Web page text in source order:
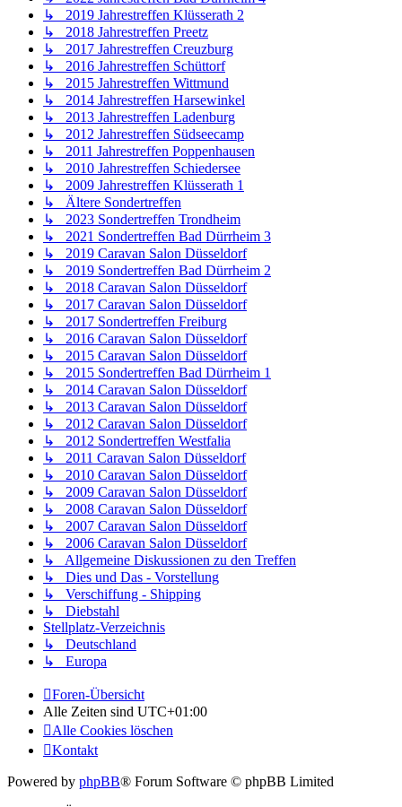
↳ 2019 Jahrestreffen Klüsserath 2
↳ 2018 Jahrestreffen Preetz
↳ 2017 Jahrestreffen Creuzburg
↳ 2016 Jahrestreffen Schüttorf
↳ 2015 Jahrestreffen Wittmund
↳ 2014 Jahrestreffen Harsewinkel
↳ 2013 Jahrestreffen Ladenburg
↳ 2012 Jahrestreffen Südseecamp
↳ 2011 Jahrestreffen Poppenhausen
↳ 2010 Jahrestreffen Schiedersee
↳ 2009 Jahrestreffen Klüsserath 1
↳ Ältere Sondertreffen
↳ 2023 Sondertreffen Trondheim
↳ 2021 Sondertreffen Bad Dürrheim 3
↳ 2019 Caravan Salon Düsseldorf
↳ 2019 Sondertreffen Bad Dürrheim 2
↳ 2018 Caravan Salon Düsseldorf
↳ 2017 Caravan Salon Düsseldorf
↳ 2017 Sondertreffen Freiburg
↳ 2016 Caravan Salon Düsseldorf
↳ 2015 Caravan Salon Düsseldorf
↳ 2015 Sondertreffen Bad Dürrheim 1
↳ 2014 Caravan Salon Düsseldorf
↳ 2013 Caravan Salon Düsseldorf
↳ 2012 Caravan Salon Düsseldorf
↳ 2012 Sondertreffen Westfalia
↳ 2011 Caravan Salon Düsseldorf
↳ 2010 Caravan Salon Düsseldorf
↳ 2009 Caravan Salon Düsseldorf
↳ 2008 Caravan Salon Düsseldorf
↳ 2007 Caravan Salon Düsseldorf
↳ 2006 Caravan Salon Düsseldorf
↳ Allgemeine Diskussionen zu den Treffen
↳ Dies und Das - Vorstellung
↳ Verschiffung - Shipping
↳ Diebstahl
Stellplatz-Verzeichnis
↳ Deutschland
↳ Europa
Foren-Übersicht
Alle Zeiten sind UTC+01:00
Alle Cookies löschen
Kontakt
Powered by phpBB® Forum Software © phpBB Limited